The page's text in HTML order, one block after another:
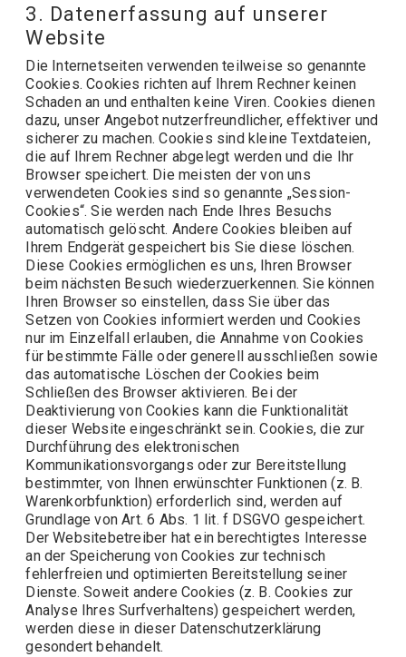
3. Datenerfassung auf unserer
Website
Die Internetseiten verwenden teilweise so genannte
Cookies. Cookies richten auf Ihrem Rechner keinen
Schaden an und enthalten keine Viren. Cookies dienen
dazu, unser Angebot nutzerfreundlicher, effektiver und
sicherer zu machen. Cookies sind kleine Textdateien,
die auf Ihrem Rechner abgelegt werden und die Ihr
Browser speichert. Die meisten der von uns
verwendeten Cookies sind so genannte „Session-
Cookies“. Sie werden nach Ende Ihres Besuchs
automatisch gelöscht. Andere Cookies bleiben auf
Ihrem Endgerät gespeichert bis Sie diese löschen.
Diese Cookies ermöglichen es uns, Ihren Browser
beim nächsten Besuch wiederzuerkennen. Sie können
Ihren Browser so einstellen, dass Sie über das
Setzen von Cookies informiert werden und Cookies
nur im Einzelfall erlauben, die Annahme von Cookies
für bestimmte Fälle oder generell ausschließen sowie
das automatische Löschen der Cookies beim
Schließen des Browser aktivieren. Bei der
Deaktivierung von Cookies kann die Funktionalität
dieser Website eingeschränkt sein. Cookies, die zur
Durchführung des elektronischen
Kommunikationsvorgangs oder zur Bereitstellung
bestimmter, von Ihnen erwünschter Funktionen (z. B.
Warenkorbfunktion) erforderlich sind, werden auf
Grundlage von Art. 6 Abs. 1 lit. f DSGVO gespeichert.
Der Websitebetreiber hat ein berechtigtes Interesse
an der Speicherung von Cookies zur technisch
fehlerfreien und optimierten Bereitstellung seiner
Dienste. Soweit andere Cookies (z. B. Cookies zur
Analyse Ihres Surfverhaltens) gespeichert werden,
werden diese in dieser Datenschutzerklärung
gesondert behandelt.